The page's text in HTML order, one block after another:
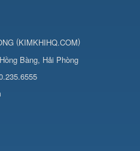
(KIMKHIHQ.COM)
Bàng, Hải Phòng